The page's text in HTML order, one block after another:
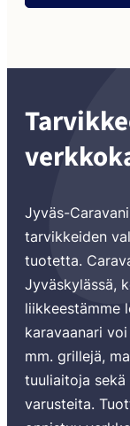
Jyväs-
tarvikkeiden
tuotetta.
Jyväskylässä,
liikkeestämme
karavaanari
mm. grillejä,
tuuliaitoja
varusteita.